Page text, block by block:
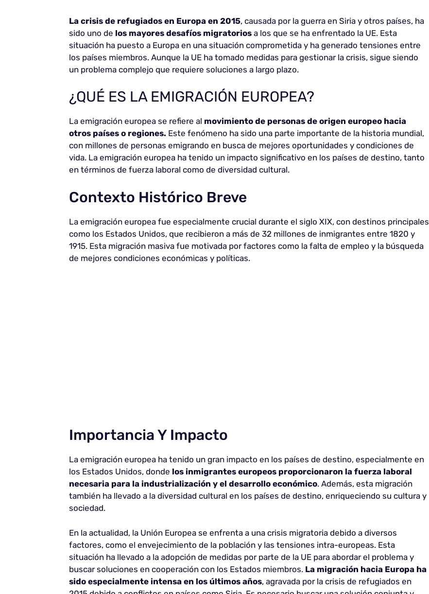
La crisis de refugiados en Europa en 2015, causada por la guerra en Siria y otros países, ha
sido uno de los mayores desafíos migratorios a los que se ha enfrentado la UE. Esta
situación ha puesto a Europa en una situación comprometida y ha generado tensiones entre
los países miembros. Aunque la UE ha tomado medidas para gestionar la crisis, sigue siendo
un problema complejo que requiere soluciones a largo plazo.
¿QUÉ ES LA EMIGRACIÓN EUROPEA?
La emigración europea se refiere al movimiento de personas de origen europeo hacia
otros países o regiones. Este fenómeno ha sido una parte importante de la historia mundial,
con millones de personas emigrando en busca de mejores oportunidades y condiciones de
vida. La emigración europea ha tenido un impacto significativo en los países de destino, tanto
en términos de fuerza laboral como de diversidad cultural.
Contexto Histórico Breve
La emigración europea fue especialmente crucial durante el siglo XIX, con destinos principales
como los Estados Unidos, que recibieron a más de 32 millones de inmigrantes entre 1820 y
1915. Esta migración masiva fue motivada por factores como la falta de empleo y la búsqueda
de mejores condiciones económicas y políticas.
Importancia Y Impacto
La emigración europea ha tenido un gran impacto en los países de destino, especialmente en
los Estados Unidos, donde los inmigrantes europeos proporcionaron la fuerza laboral
necesaria para la industrialización y el desarrollo económico. Además, esta migración
también ha llevado a la diversidad cultural en los países de destino, enriqueciendo su cultura y
sociedad.
En la actualidad, la Unión Europea se enfrenta a una crisis migratoria debido a diversos
factores, como el envejecimiento de la población y las tensiones intra-europeas. Esta
situación ha llevado a la adopción de medidas por parte de la UE para abordar el problema y
buscar soluciones en cooperación con los Estados miembros. La migración hacia Europa ha
sido especialmente intensa en los últimos años, agravada por la crisis de refugiados en